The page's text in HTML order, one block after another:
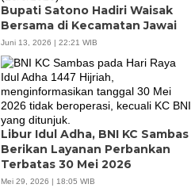
Bupati Satono Hadiri Waisak
Bersama di Kecamatan Jawai
Juni 13, 2026 | 22:21 WIB
Libur Idul Adha, BNI KC Sambas
Berikan Layanan Perbankan
Terbatas 30 Mei 2026
Mei 29, 2026 | 18:05 WIB